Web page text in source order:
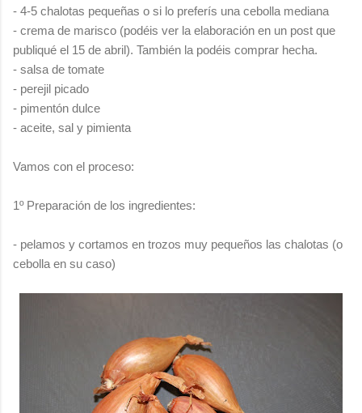
- 4-5 chalotas pequeñas o si lo preferís una cebolla mediana
- crema de marisco (podéis ver la elaboración en un post que
publiqué el 15 de abril). También la podéis comprar hecha.
- salsa de tomate
- perejil picado
- pimentón dulce
- aceite, sal y pimienta
Vamos con el proceso:
1º Preparación de los ingredientes:
- pelamos y cortamos en trozos muy pequeños las chalotas (o
cebolla en su caso)